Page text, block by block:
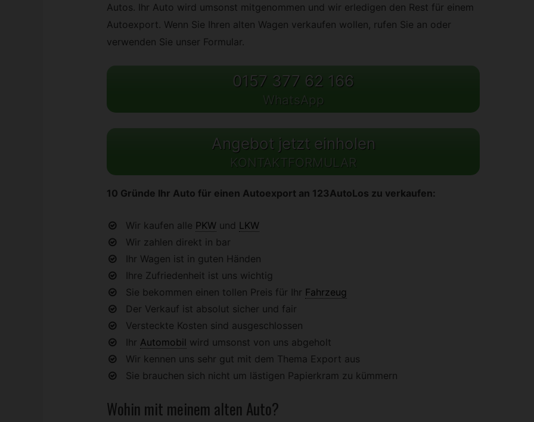
Autos. Ihr Auto wird umsonst mitgenommen und wir erledigen den Rest für einem
Autoexport. Wenn Sie Ihren alten Wagen verkaufen wollen, rufen Sie an oder
verwenden Sie unser Formular.
0157 377 62 166
WhatsApp
Angebot jetzt einholen
KONTAKTFORMULAR
10 Gründe Ihr Auto für einen Autoexport an 123AutoLos zu verkaufen:
Wir kaufen alle PKW und LKW
Wir zahlen direkt in bar
Ihr Wagen ist in guten Händen
Ihre Zufriedenheit ist uns wichtig
Sie bekommen einen tollen Preis für Ihr Fahrzeug
Der Verkauf ist absolut sicher und fair
Versteckte Kosten sind ausgeschlossen
Ihr Automobil wird umsonst von uns abgeholt
Wir kennen uns sehr gut mit dem Thema Export aus
Sie brauchen sich nicht um lästigen Papierkram zu kümmern
Wohin mit meinem alten Auto?